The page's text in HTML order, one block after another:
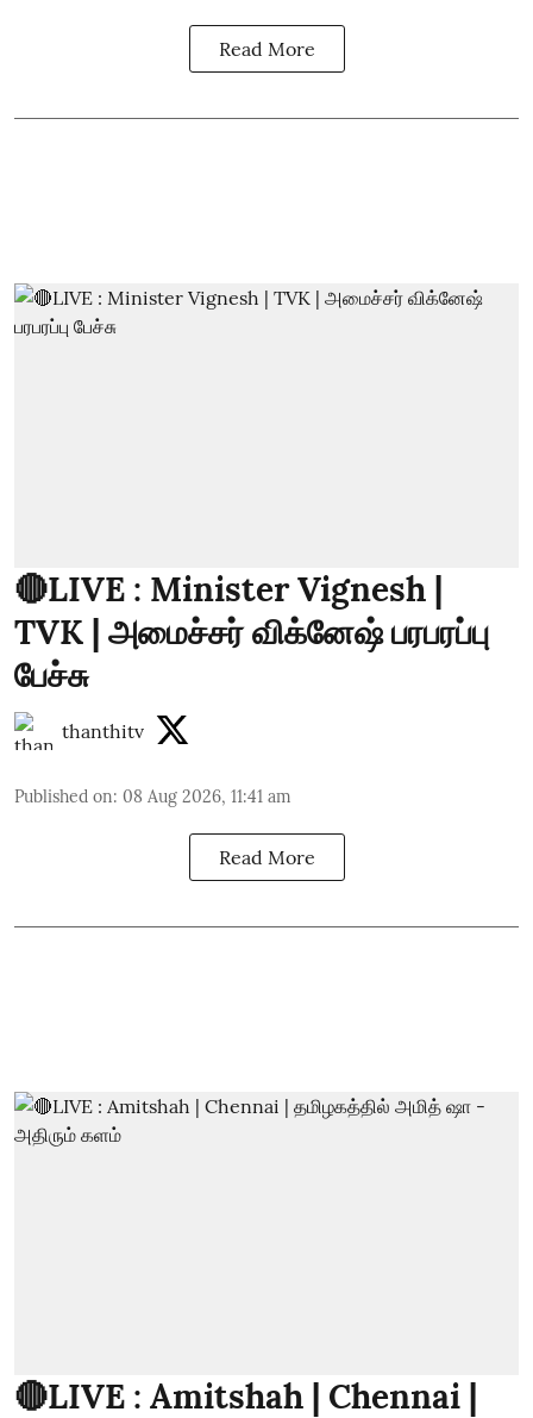
Read More
🔴LIVE : Minister Vignesh |
TVK | அமைச்சர் விக்னேஷ் பரபரப்பு
பேச்சு
thanthitv
Published on: 08 Aug 2026, 11:41 am
Read More
🔴LIVE : Amitshah | Chennai |